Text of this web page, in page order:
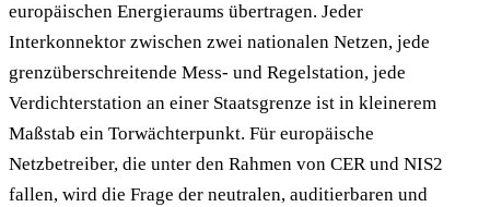
europäischen Energieraums übertragen. Jeder
Interkonnektor zwischen zwei nationalen Netzen, jede
grenzüberschreitende Mess- und Regelstation, jede
Verdichterstation an einer Staatsgrenze ist in kleinerem
Maßstab ein Torwächterpunkt. Für europäische
Netzbetreiber, die unter den Rahmen von CER und NIS2
fallen, wird die Frage der neutralen, auditierbaren und